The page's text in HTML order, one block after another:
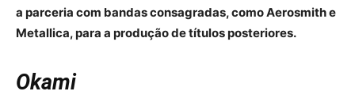
a parceria com bandas consagradas, como Aerosmith e
Metallica, para a produção de títulos posteriores.
Okami